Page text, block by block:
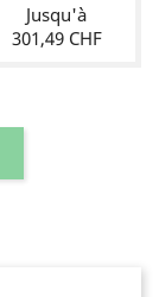
Jusqu'à
301,49 CHF